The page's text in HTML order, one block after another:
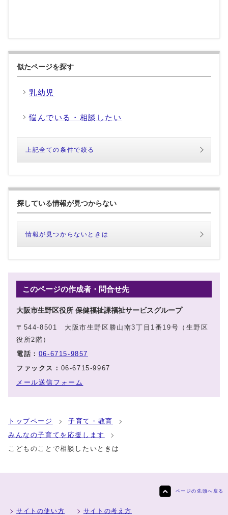
似たページを探す
乳幼児
悩んでいる・相談したい
上記全ての条件で絞る
探している情報が見つからない
情報が見つからないときは
このページの作成者・問合せ先
大阪市生野区役所 保健福祉課福祉サービスグループ
〒544-8501 大阪市生野区勝山南3丁目1番19号（生野区
役所2階）
電話： 06-6715-9857
ファックス： 06-6715-9967
メール送信フォーム
トップページ
子育て・教育
みんなの子育てを応援します
こどものことで相談したいときは
ページの先頭へ戻る
サイトの使い方 サイトの考え方